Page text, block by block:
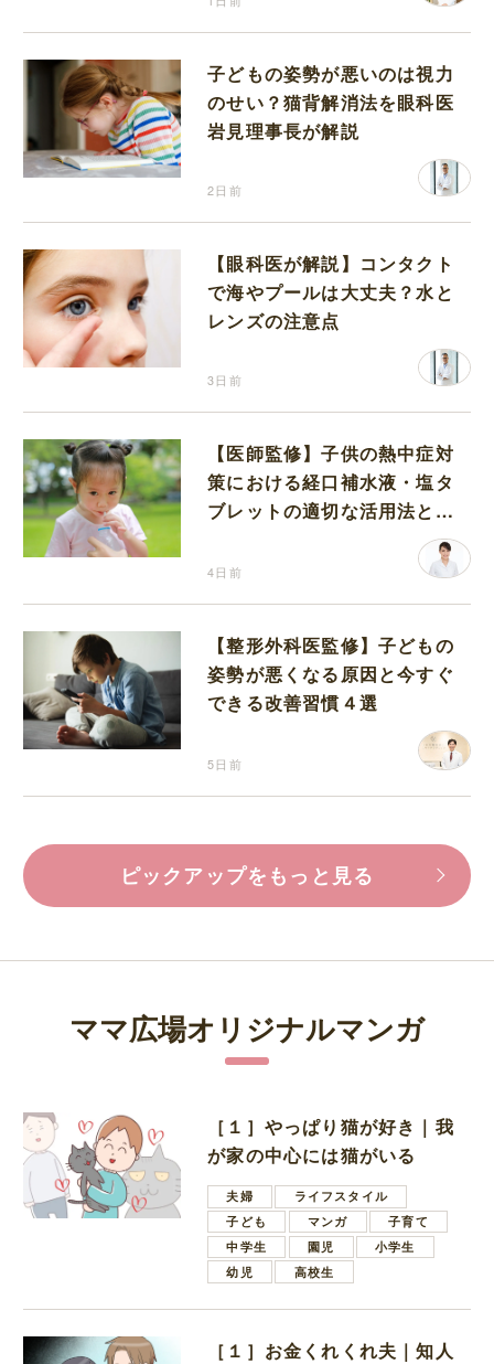
子どもの姿勢が悪いのは視力
のせい？猫背解消法を眼科医
岩見理事長が解説
2日前
【眼科医が解説】コンタクト
で海やプールは大丈夫？水と
レンズの注意点
3日前
【医師監修】子供の熱中症対
策における経口補水液・塩タ
ブレットの適切な活用法と水
4日前
【整形外科医監修】子どもの
姿勢が悪くなる原因と今すぐ
できる改善習慣４選
5日前
ピックアップをもっと見る
ママ広場オリジナルマンガ
［１］やっぱり猫が好き｜我
が家の中心には猫がいる
夫婦
ライフスタイル
子ども
マンガ
子育て
中学生
園児
小学生
幼児
高校生
［１］お金くれくれ夫｜知人